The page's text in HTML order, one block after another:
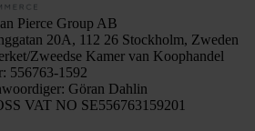
Pierce Group AB
20A, 112 26 Stockholm, Zweden
Zweedse Kamer van Koophandel
556763-1592
Göran Dahlin
VAT NO SE556763159201